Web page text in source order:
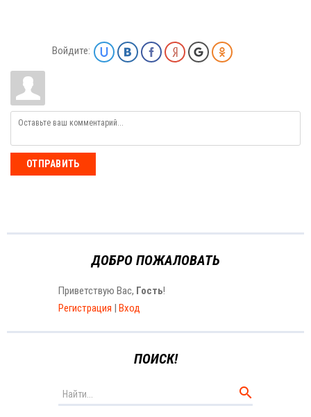
Войдите:
ОТПРАВИТЬ
ДОБРО ПОЖАЛОВАТЬ
Приветствую Вас, Гость!
Регистрация | Вход
ПОИСК!